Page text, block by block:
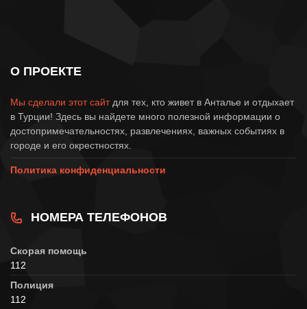
О ПРОЕКТЕ
Мы сделали этот сайтдля тех, кто живет в Анталье и отдыхает
в Турции! Здесь вы найдете много полезной информации о
достопримечательностях, развлечениях, важных событиях в
городе и его окрестностях.
Политика конфиденциальности
НОМЕРА ТЕЛЕФОНОВ
Скорая помощь
112
Полиция
112